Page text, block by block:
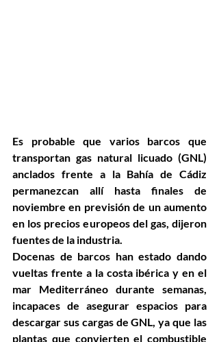
Es probable que varios barcos que
transportan gas natural licuado (GNL)
anclados frente a la Bahía de Cádiz
permanezcan allí hasta finales de
noviembre en previsión de un aumento
en los precios europeos del gas, dijeron
fuentes de la industria.
Docenas de barcos han estado dando
vueltas frente a la costa ibérica y en el
mar Mediterráneo durante semanas,
incapaces de asegurar espacios para
descargar sus cargas de GNL, ya que las
plantas que convierten el combustible